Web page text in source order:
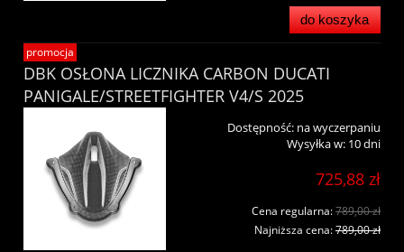
do koszyka
DBK OSŁONA LICZNIKA CARBON DUCATI
PANIGALE/STREETFIGHTER V4/S 2025
Dostępność: na wyczerpaniu
Wysyłka w: 10 dni
725,88 zł
Cena regularna:789,00 zł
Najniższa cena:789,00 zł
promocja